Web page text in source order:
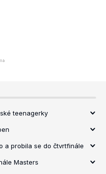
teenagerky
a probila se do čtvrtfinále
Masters